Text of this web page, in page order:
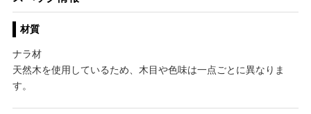
材質
ナラ材
天然木を使用しているため、木目や色味は一点ごとに異なりま
す。